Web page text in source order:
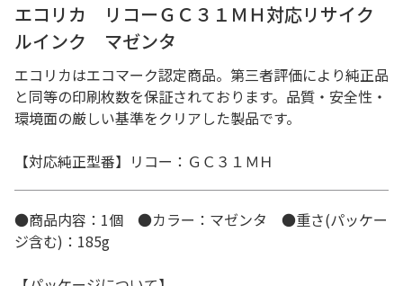
エコリカ リコーＧＣ３１ＭＨ対応リサイク
ルインク マゼンタ
エコリカはエコマーク認定商品。第三者評価により純正品
と同等の印刷枚数を保証されております。品質・安全性・
環境面の厳しい基準をクリアした製品です。
【対応純正型番】リコー：ＧＣ３１ＭＨ
●商品内容：1個 ●カラー：マゼンタ ●重さ(パッケー
ジ含む)：185g